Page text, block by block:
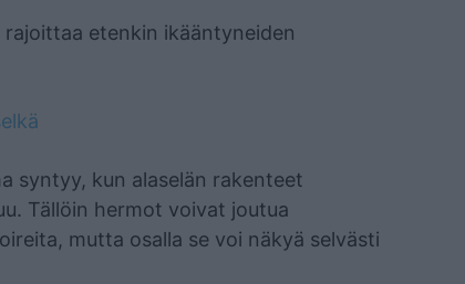
rajoittaa etenkin ikääntyneiden
syntyy, kun alaselän rakenteet
Tällöin hermot voivat joutua
mutta osalla se voi näkyä selvästi